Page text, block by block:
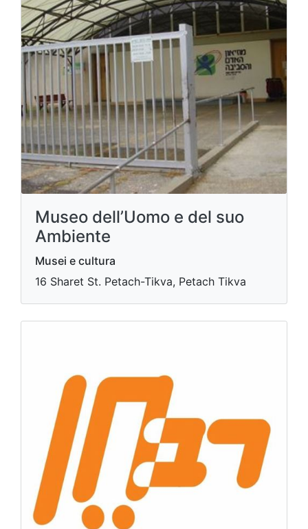
Museo dell’Uomo e del suo
Ambiente
Musei e cultura
16 Sharet St. Petach-Tikva, Petach Tikva